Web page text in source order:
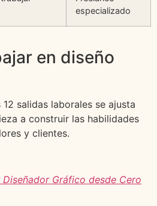
especializado
en diseño
salidas laborales se ajusta
a construir las habilidades
y clientes.
Diseñador Gráfico desde Cero